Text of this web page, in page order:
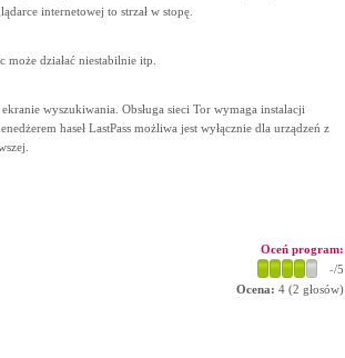
internetowej to strzał w stopę.
działać niestabilnie itp.
wyszukiwania. Obsługa sieci Tor wymaga instalacji
haseł LastPass możliwa jest wyłącznie dla urządzeń z
Oceń program:
-/5
Ocena: 4(2 głosów)